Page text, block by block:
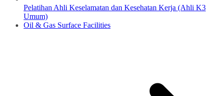
Pelatihan Ahli Keselamatan dan Kesehatan Kerja (Ahli K3
Umum)
Oil & Gas Surface Facilities